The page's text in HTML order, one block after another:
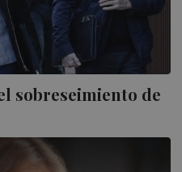
sobreseimiento de